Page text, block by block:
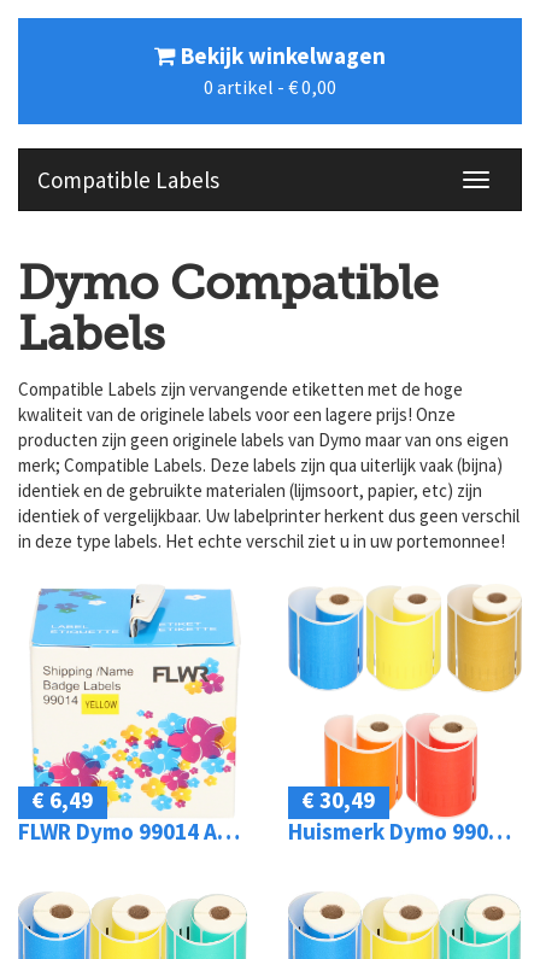
Bekijk winkelwagen
0 artikel - € 0,00
menu
Compatible Labels
Dymo Compatible
Labels
Compatible Labels zijn vervangende etiketten met de hoge
kwaliteit van de originele labels voor een lagere prijs! Onze
producten zijn geen originele labels van Dymo maar van ons eigen
merk; Compatible Labels. Deze labels zijn qua uiterlijk vaak (bijna)
identiek en de gebruikte materialen (lijmsoort, papier, etc) zijn
identiek of vergelijkbaar. Uw labelprinter herkent dus geen verschil
in deze type labels. Het echte verschil ziet u in uw portemonnee!
€ 6,49
FLWR Dymo 99014 Adreslabel groot 101 mm x 54 mm geel
€ 30,49
Huismerk Dymo 99014 Adreslabel groot 54 mm x 101 mm kleur